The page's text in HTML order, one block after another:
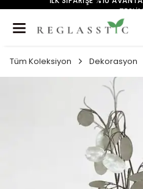
Tüm Koleksiyon Dekorasyon